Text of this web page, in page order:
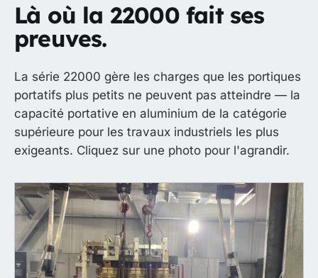
Là où la 22000 fait ses
preuves.
La série 22000 gère les charges que les portiques
portatifs plus petits ne peuvent pas atteindre — la
capacité portative en aluminium de la catégorie
supérieure pour les travaux industriels les plus
exigeants. Cliquez sur une photo pour l'agrandir.